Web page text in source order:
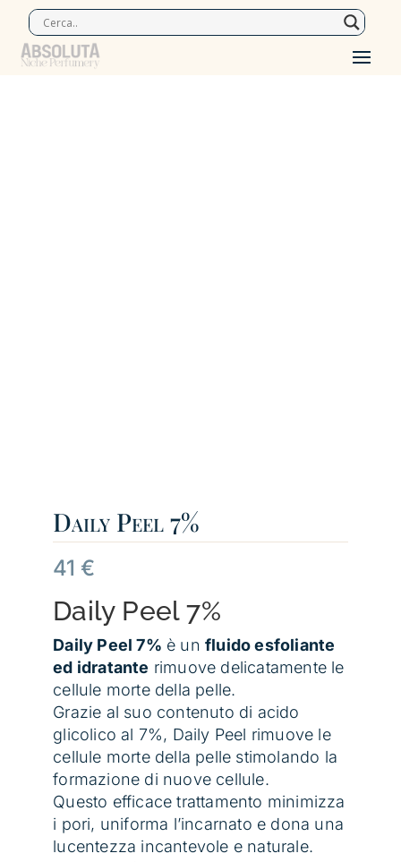
Daily Peel 7%
41€
Daily Peel 7%
Daily Peel 7% è un fluido esfoliante
ed idratante rimuove delicatamente le
cellule morte della pelle.
Grazie al suo contenuto di acido
glicolico al 7%, Daily Peel rimuove le
cellule morte della pelle stimolando la
formazione di nuove cellule.
Questo efficace trattamento minimizza
i pori, uniforma l’incarnato e dona una
lucentezza incantevole e naturale.